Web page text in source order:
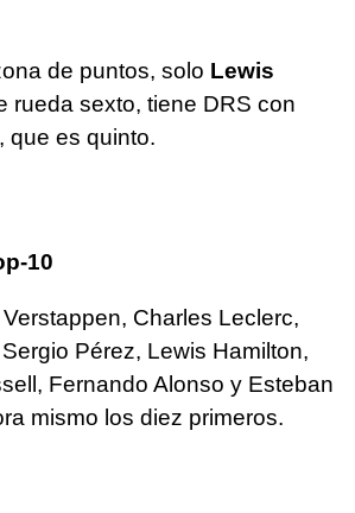
de puntos, solo Lewis
rueda sexto, tiene DRS con
, que es quinto.
10
Charles Leclerc,
Pérez, Lewis Hamilton,
Fernando Alonso y Esteban
mismo los diez primeros.